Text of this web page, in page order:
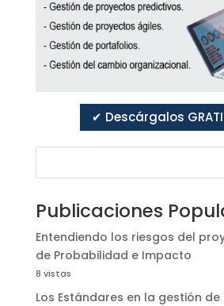
✔ Descárgalos
Publicaciones
Entendiendo los riesgos del
de Probabilidad e Impacto
8 vistas
Los Estándares en la gestión